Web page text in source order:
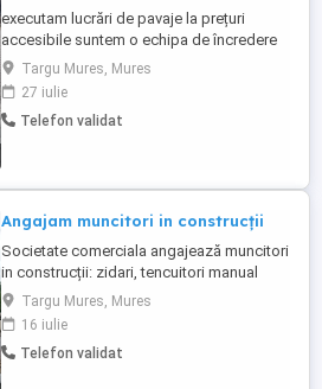
executam lucrări de pavaje la prețuri
accesibile suntem o echipa de încredere
mai multe detalii la telefon
Targu Mures, Mures
27 iulie
Telefon validat
Angajam muncitori in construcții
Societate comerciala angajează muncitori
in construcții: zidari, tencuitori manual
mecanizat, montatori vata minerala etc. Se
oferă angajare cu CM salar motivant de la
250 lei 8 h ,plus bonusuri pt
realizări,transport la șantier asigurat sau
Targu Mures, Mures
16 iulie
Telefon validat